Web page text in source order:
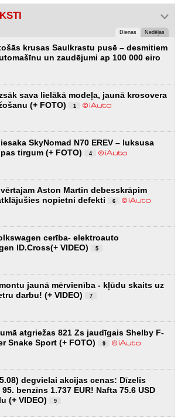
Dienas Nedēļas
krusas Saulkrastu pusē – desmitiem
un zaudējumi ap 100 000 eiro
sava lielākā modeļa, jaunā krosovera
(+ FOTO)
1
SkyNomad N70 EREV – luksusa
tirgum (+ FOTO)
4
Aston Martin debesskrāpim
nopietni defekti
6
cerība- elektroauto
ID.Cross(+ VIDEO)
5
jaunā mērvienība - kļūdu skaits uz
darbu! (+ VIDEO)
7
atgriežas 821 Zs jaudīgais Shelby F-
Snake Sport (+ FOTO)
9
degvielai akcijas cenas: Dīzelis
95. benzīns 1.737 EUR! Nafta 75.6 USD
(+ VIDEO)
9